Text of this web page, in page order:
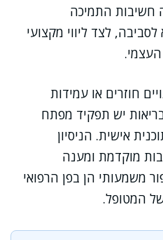
חשיבות התמיכה
לצד ליווי מקצועי
חוזרים או עמידות
יש תפקיד מפתח
אישית. הניסיון
מוקדמת ומענה
משמעותי הן בפן הרפואי
המטופל.